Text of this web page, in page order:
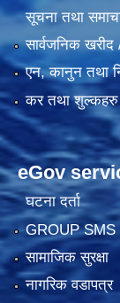
सूचना तथा
सार्वजनिक
एन, कानुन तथा
कर तथा शुल्कहरु
eGov
घटना दर्ता
GROUP SMS
सामाजिक सुरक्षा
नागरिक वडापत्र